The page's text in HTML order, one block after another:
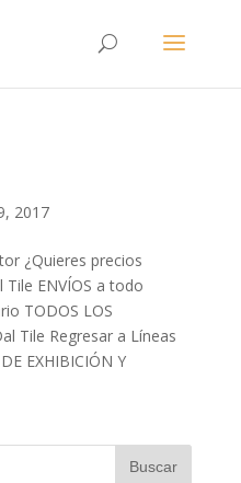
2017
¿Quieres precios
Tile ENVÍOS a todo
TODOS LOS
Tile Regresar a Líneas
EXHIBICIÓN Y